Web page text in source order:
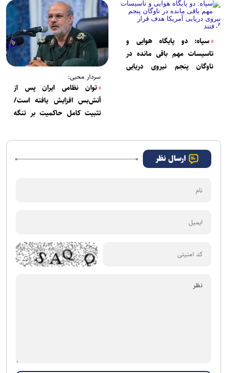
سپاه: دو پایگاه هوایی و
تاسیسات مهم باقی مانده در
ناوگان پنجم نیروی دریایی
سردار محبی:
توان نظامی ایران پس از
آتش‌بس افزایش یافته است/
تثبیت کامل حاکمیت بر تنگه
ارسال نظر